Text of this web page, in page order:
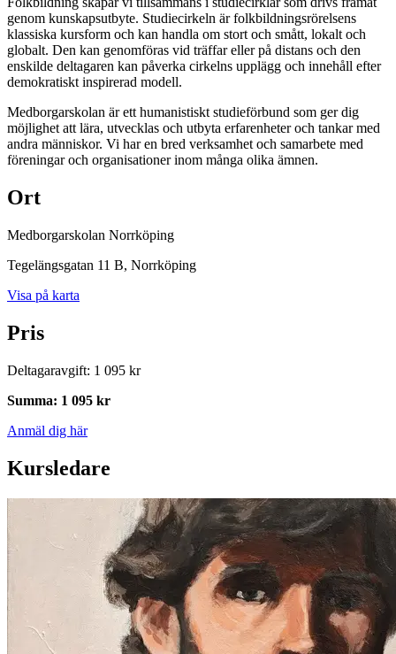
genom kunskapsutbyte. Studiecirkeln är folkbildningsrörelsens
klassiska kursform och kan handla om stort och smått, lokalt och
globalt. Den kan genomföras vid träffar eller på distans och den
enskilde deltagaren kan påverka cirkelns upplägg och innehåll efter
demokratiskt inspirerad modell.
Medborgarskolan är ett humanistiskt studieförbund som ger dig
möjlighet att lära, utvecklas och utbyta erfarenheter och tankar med
andra människor. Vi har en bred verksamhet och samarbete med
föreningar och organisationer inom många olika ämnen.
Ort
Medborgarskolan Norrköping
Tegelängsgatan 11 B, Norrköping
Visa på karta
Pris
Deltagaravgift: 1 095 kr
Summa: 1 095 kr
Anmäl dig här
Kursledare